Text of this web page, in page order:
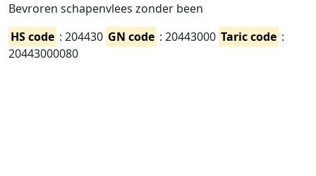
Bevroren schapenvlees zonder been
HS code : 204430 GN code : 20443000 Taric code :
20443000080